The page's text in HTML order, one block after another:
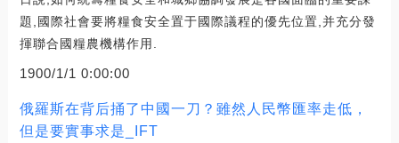
題,國際社會要將糧食安全置于國際議程的優先位置,并充分發
揮聯合國糧農機構作用.
1900/1/1 0:00:00
俄羅斯在背后捅了中國一刀？雖然人民幣匯率走低，
但是要實事求是_IFT